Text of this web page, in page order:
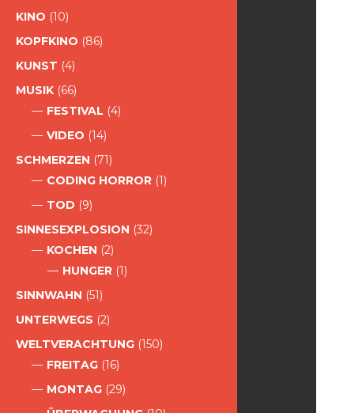
KINO (10)
KOPFKINO (86)
KUNST (4)
MUSIK (66)
FESTIVAL (4)
VIDEO (14)
SCHMERZEN (71)
CODING HORROR (1)
TOD (9)
SINNESEXPLOSION (32)
KOCHEN (2)
HUNGER (1)
SINNWAHN (51)
UNTERWEGS (2)
WELTVERACHTUNG (150)
FREITAG (16)
MONTAG (29)